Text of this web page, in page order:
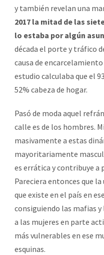
y también revelan una
2017 la mitad de las
lo estaba por algún
década el porte y tráfico
causa de
estudio calculaba que el
52% cabeza de hogar.
Pasó de moda aquel
calle es de los hombres.
masivamente a estas
mayoritariamente
es errática y contribuye a
Pareciera entonces que
que existe en el país en
consiguiendo las mafias
a las mujeres en parte
más vulnerables en ese
esquinas.